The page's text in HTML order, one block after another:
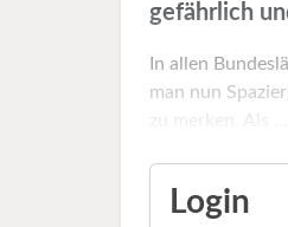
gefährlich
In allen
man nun
zu merken. Als ...
Login